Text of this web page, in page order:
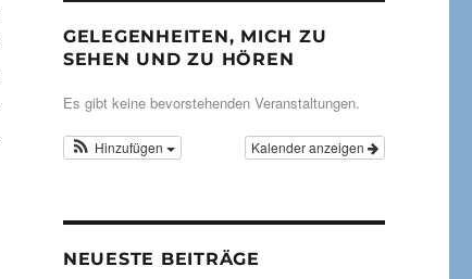
GELEGENHEITEN, MICH ZU
SEHEN UND ZU HÖREN
Es gibt keine bevorstehenden Veranstaltungen.
Kalender anzeigen
Hinzufügen
NEUESTE BEITRÄGE